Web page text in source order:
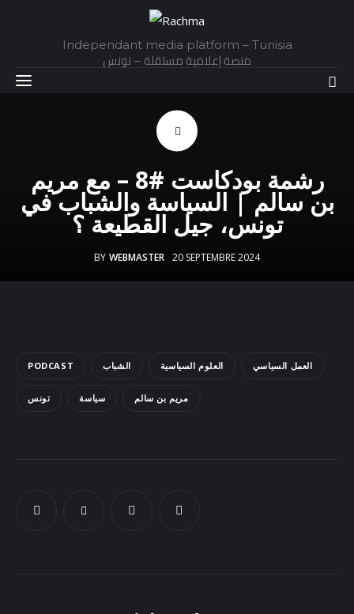
Independant media platform – Tunisia
منصة إعلامية مستقلة – تونس
Dailyرشمة بودكاست #8 – مع مريم
بن سالم | السياسة والشباب في
تونس، جيل القطيعة ؟
BY WEBMASTER 20 SEPTEMBRE 2024
PODCAST الشباب العلوم السياسية العمل السياسي
تونس سياسة مريم بن سالم